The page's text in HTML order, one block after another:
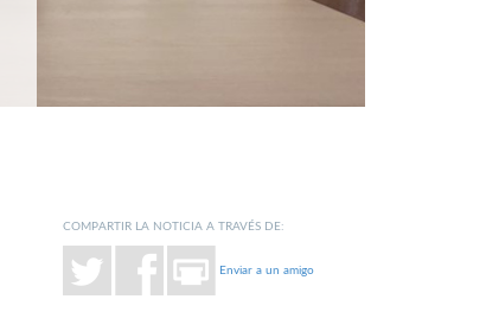
COMPARTIR LA NOTICIA A TRAVÉS DE:
Enviar a un amigo